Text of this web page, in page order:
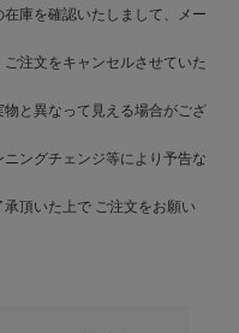
庫を確認いたしまして、メー
注文をキャンセルさせていた
と異なって見える場合がござ
ングチェンジ等により予告な
頂いた上で ご注文をお願い